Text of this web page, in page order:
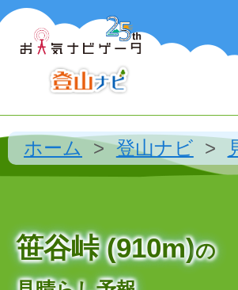
ホーム 登山ナビ
笹谷峠 (910m)の